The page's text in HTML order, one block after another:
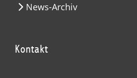
News-Archiv
Kontakt